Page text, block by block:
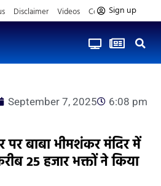
Disclaimer Videos Contact us
Sign up
September 7, 2025
6:08 pm
पर बाबा भीमशंकर मंदिर में
25 हजार भक्तों ने किया